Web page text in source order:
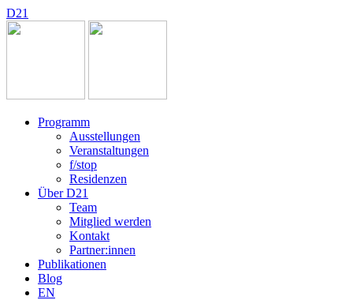
D21
Programm
Ausstellungen
Veranstaltungen
f/stop
Residenzen
Über D21
Team
Mitglied werden
Kontakt
Partner:innen
Publikationen
Blog
EN